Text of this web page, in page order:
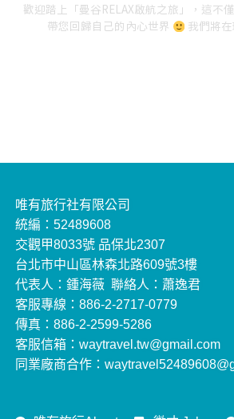
歡迎踏上「曼谷RELAX啟航之旅」，這不
帶您回歸自己的內心世界
我們將
唯有旅行社有限公司
統編：52489608
交觀甲8033號 品保北2307
台北市中山區林森北路609號3樓
代表人：鍾海薇 聯絡人：蕭逸君
客服專線：886-2-2717-0779
傳真：886-2-2599-5286
客服信箱：waytravel.tw@gmail.com
同業廠商合作：